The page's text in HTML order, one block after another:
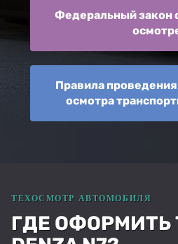
Федеральный закон
Правила
осмотра
ГДЕ ОФОРМИТЬ